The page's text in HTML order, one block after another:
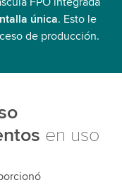
única. Esto le
de producción.
en uso